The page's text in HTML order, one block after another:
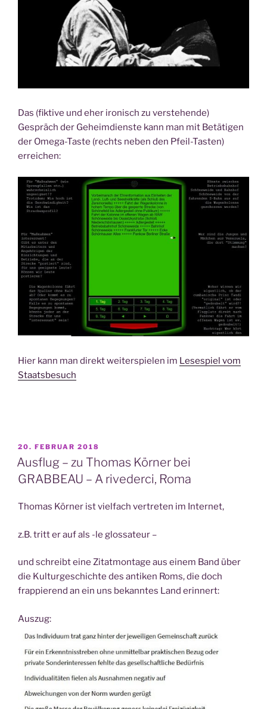
Das (fiktive und eher ironisch zu verstehende)
Gespräch der Geheimdienste kann man mit Betätigen
der Omega-Taste (rechts neben den Pfeil-Tasten)
erreichen:
Hier kann man direkt weiterspielen im Lesespiel vom
Staatsbesuch
VERÖFFENTLICHT
AM
20. FEBRUAR 2018
Ausflug – zu Thomas Körner bei
GRABBEAU – A rivederci, Roma
Thomas Körner ist vielfach vertreten im Internet,
z.B. tritt er auf als -le glossateur –
und schreibt eine Zitatmontage aus einem Band über
die Kulturgeschichte des antiken Roms, die doch
frappierend an ein uns bekanntes Land erinnert:
Auszug: